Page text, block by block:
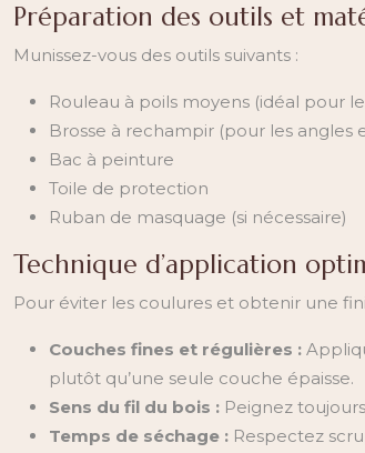
Préparation des outils et
Munissez-vous des outils suivants :
Rouleau à poils moyens (idéal pour
Brosse à rechampir (pour les angles
Bac à peinture
Toile de protection
Ruban de masquage (si nécessaire)
Technique d’application
Pour éviter les coulures et obtenir une
Couches fines et régulières :
plutôt qu’une seule couche épaisse.
Sens du fil du bois : Peignez
Temps de séchage : Respectez